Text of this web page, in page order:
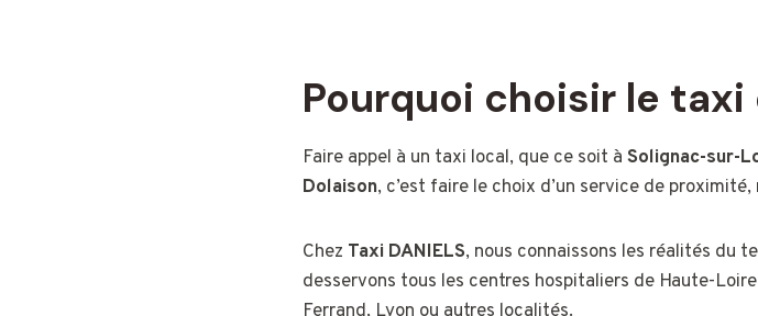
Pourquoi choisir le taxi
Faire appel à un taxi local, que ce soit à Solignac-sur-
Dolaison, c’est faire le choix d’un service de
Chez Taxi DANIELS, nous connaissons les réalités du
desservons tous les centres hospitaliers de Haute-